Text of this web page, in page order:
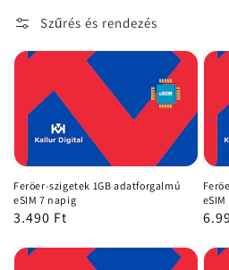
Szűrés és rendezés
Feröer-szigetek 1GB adatforgalmú
eSIM 7 napig
Normál
3.490 Ft